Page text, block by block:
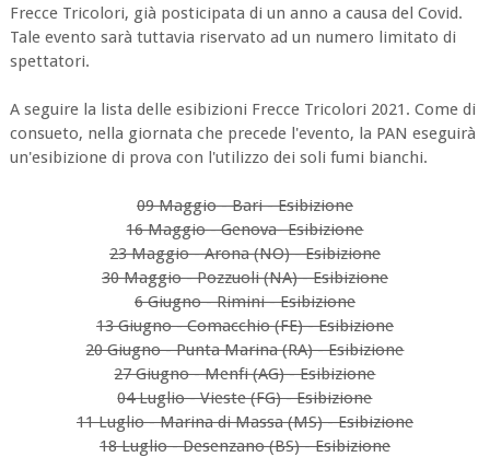
Frecce Tricolori, già posticipata di un anno a causa del Covid.
Tale evento sarà tuttavia riservato ad un numero limitato di
spettatori.
A seguire la lista delle esibizioni Frecce Tricolori 2021. Come di
consueto, nella giornata che precede l'evento, la PAN eseguirà
un'esibizione di prova con l'utilizzo dei soli fumi bianchi.
09 Maggio - Bari - Esibizione
16 Maggio - Genova- Esibizione
23 Maggio - Arona (NO) - Esibizione
30 Maggio - Pozzuoli (NA) - Esibizione
6 Giugno - Rimini - Esibizione
13 Giugno - Comacchio (FE) - Esibizione
20 Giugno - Punta Marina (RA) - Esibizione
27 Giugno - Menfi (AG) - Esibizione
04 Luglio - Vieste (FG) - Esibizione
11 Luglio - Marina di Massa (MS) - Esibizione
18 Luglio - Desenzano (BS) - Esibizione